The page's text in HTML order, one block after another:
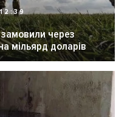
замовили через
мільярд доларів